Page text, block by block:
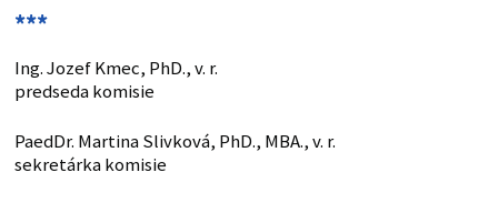
***
Ing. Jozef Kmec, PhD., v. r.
predseda komisie
PaedDr. Martina Slivková, PhD., MBA., v. r.
sekretárka komisie